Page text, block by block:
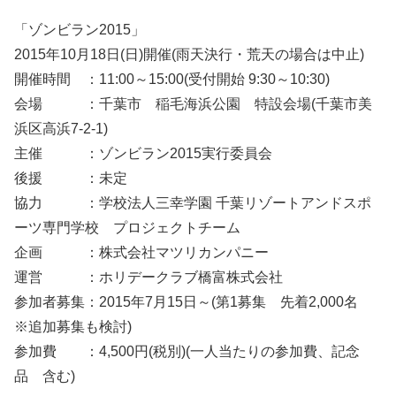
「ゾンビラン2015」
2015年10月18日(日)開催(雨天決行・荒天の場合は中止)
開催時間 ：11:00～15:00(受付開始 9:30～10:30)
会場 ：千葉市 稲毛海浜公園 特設会場(千葉市美
浜区高浜7-2-1)
主催 ：ゾンビラン2015実行委員会
後援 ：未定
協力 ：学校法人三幸学園 千葉リゾートアンドスポ
ーツ専門学校 プロジェクトチーム
企画 ：株式会社マツリカンパニー
運営 ：ホリデークラブ橋富株式会社
参加者募集：2015年7月15日～(第1募集 先着2,000名
※追加募集も検討)
参加費 ：4,500円(税別)(一人当たりの参加費、記念
品 含む)